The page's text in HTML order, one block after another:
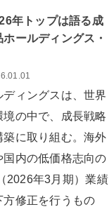
年トップは語る成
ールディングス・
ィングスは、世界
の中で、成長戦略
築に取り組む。海外
内の低価格志向の
2026年3月期）業績
方修正を行うもの